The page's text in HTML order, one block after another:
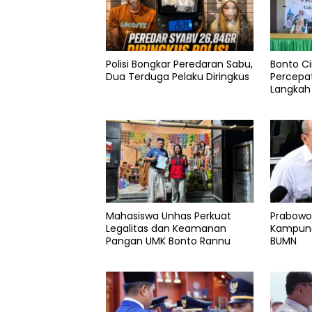
Polisi Bongkar Peredaran Sabu,
Dua Terduga Pelaku Diringkus
Bonto
Mahasiswa Unhas Perkuat
Legalitas dan Keamanan
Pangan UMK Bonto Rannu
BUMN